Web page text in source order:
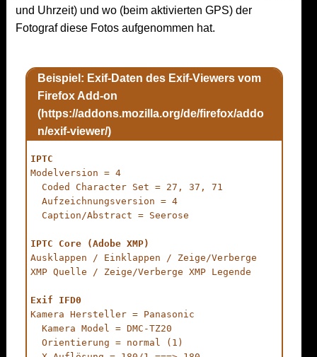
und Uhrzeit) und wo (beim aktivierten GPS) der
Fotograf diese Fotos aufgenommen hat.
Beispiel: Exif-Daten des Exif-Viewers vom
Firefox Add-on
(https://addons.mozilla.org/de/firefox/addo
n/exif-viewer/)
IPTC
Modelversion = 4
IPTC Core (Adobe XMP)
Ausklappen / Einklappen / Zeige/Verberge
XMP Quelle / Zeige/Verberge XMP Legende
Exif IFD0
Kamera Hersteller = Panasonic